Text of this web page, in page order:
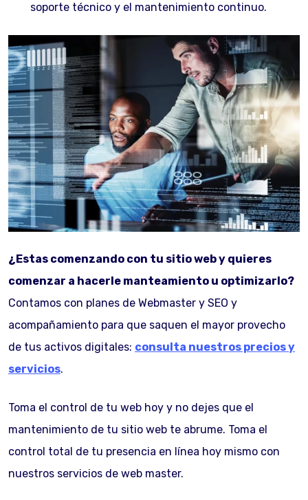
soporte técnico y el mantenimiento continuo.
¿Estas comenzando con tu sitio web y quieres
comenzar a hacerle manteamiento u optimizarlo?
Contamos con planes de Webmaster y SEO y
acompañamiento para que saquen el mayor provecho
de tus activos digitales: consulta nuestros precios y
servicios.
Toma el control de tu web hoy y no dejes que el
mantenimiento de tu sitio web te abrume. Toma el
control total de tu presencia en línea hoy mismo con
nuestros servicios de web master.